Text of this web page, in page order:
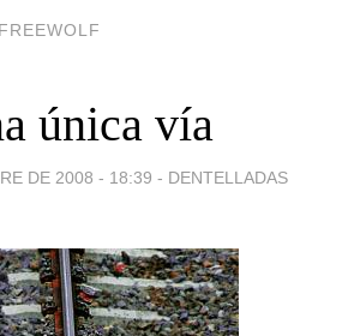
única vía
DE 2008 - 18:39 - DENTELLADAS